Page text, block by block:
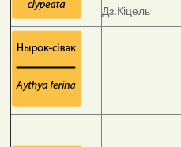
Дз.Кіцель